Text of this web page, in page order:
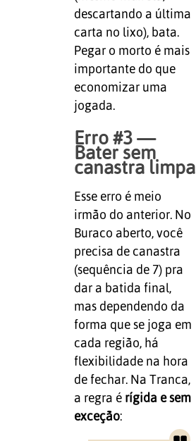
descartando a última
carta no lixo), bata.
Pegar o morto é mais
importante do que
economizar uma
jogada.
Erro #3 —
Bater sem
canastra limpa
Esse erro é meio
irmão do anterior. No
Buraco aberto, você
precisa de canastra
(sequência de 7) pra
dar a batida final,
mas dependendo da
forma que se joga em
cada região, há
flexibilidade na hora
de fechar. Na Tranca,
a regra é rígida e sem
exceção: